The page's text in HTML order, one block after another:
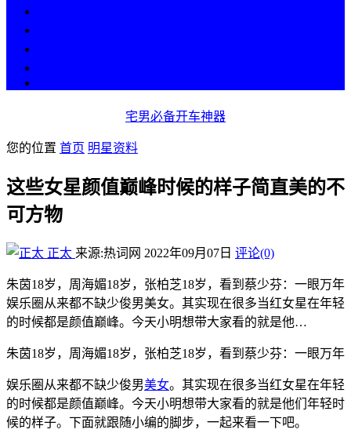
宅男必备开车神器
您的位置 首页 明星资料
这些女星颜值巅峰时候的样子简直美的不
可方物
正太 来源:热词网 2022年09月07日 评论(0)
朱茵18岁，周海媚18岁，张柏芝18岁，看到蔡少芬：一眼万年
娱乐圈从来都不缺少俊男美女。其实现在很多当红女星在年轻
的时候都是颜值巅峰。今天小明想带大家看的就是他…
朱茵18岁，周海媚18岁，张柏芝18岁，看到蔡少芬：一眼万年
娱乐圈从来都不缺少俊男美女。其实现在很多当红女星在年轻
的时候都是颜值巅峰。今天小明想带大家看的就是他们年轻时
候的样子。下面就跟随小编的脚步，一起来看一下吧。